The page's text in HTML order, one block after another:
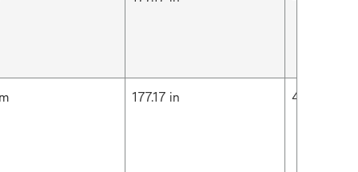
177.17 in 4.5 m